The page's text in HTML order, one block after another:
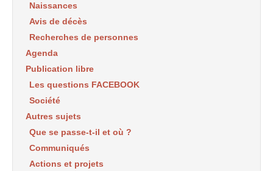
Naissances
Avis de décès
Recherches de personnes
Agenda
Publication libre
Les questions FACEBOOK
Société
Autres sujets
Que se passe-t-il et où ?
Communiqués
Actions et projets